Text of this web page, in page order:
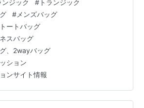
みください。また、閲覧中にお気に
、その場でお買い求めることも出来
利用ください。 働く女性に向けたビ
収納、ポケット収納、A4収納などビ
フケース型バッグ。トランジックが
レクトするバッグコレクショ…
ジック # トランジック
# メンズバッグ
ートバッグ
スバッグ
、2wayバッグ
ション
ンサイト情報